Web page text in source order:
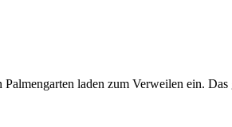
laden zum Verweilen ein.